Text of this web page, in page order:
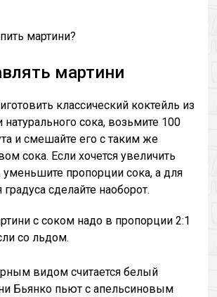
мартини?
мартини
классический коктейль из
натурального сока, возьмите 100
и смешайте его с таким же
сока. Если хочется увеличить
уменьшите пропорции сока, а для
сделайте наоборот.
с соком надо в пропорции 2:1
со льдом.
видом считается белый
Бьянко пьют с апельсиновым